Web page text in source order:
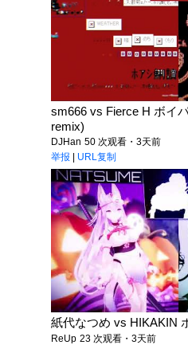
sm666 vs Fierce H ボイ
remix)
DJHan 50 次观看・3天前
举报
URL复制
紙代なつめ vs HIKAKIN
ReUp 23 次观看・3天前